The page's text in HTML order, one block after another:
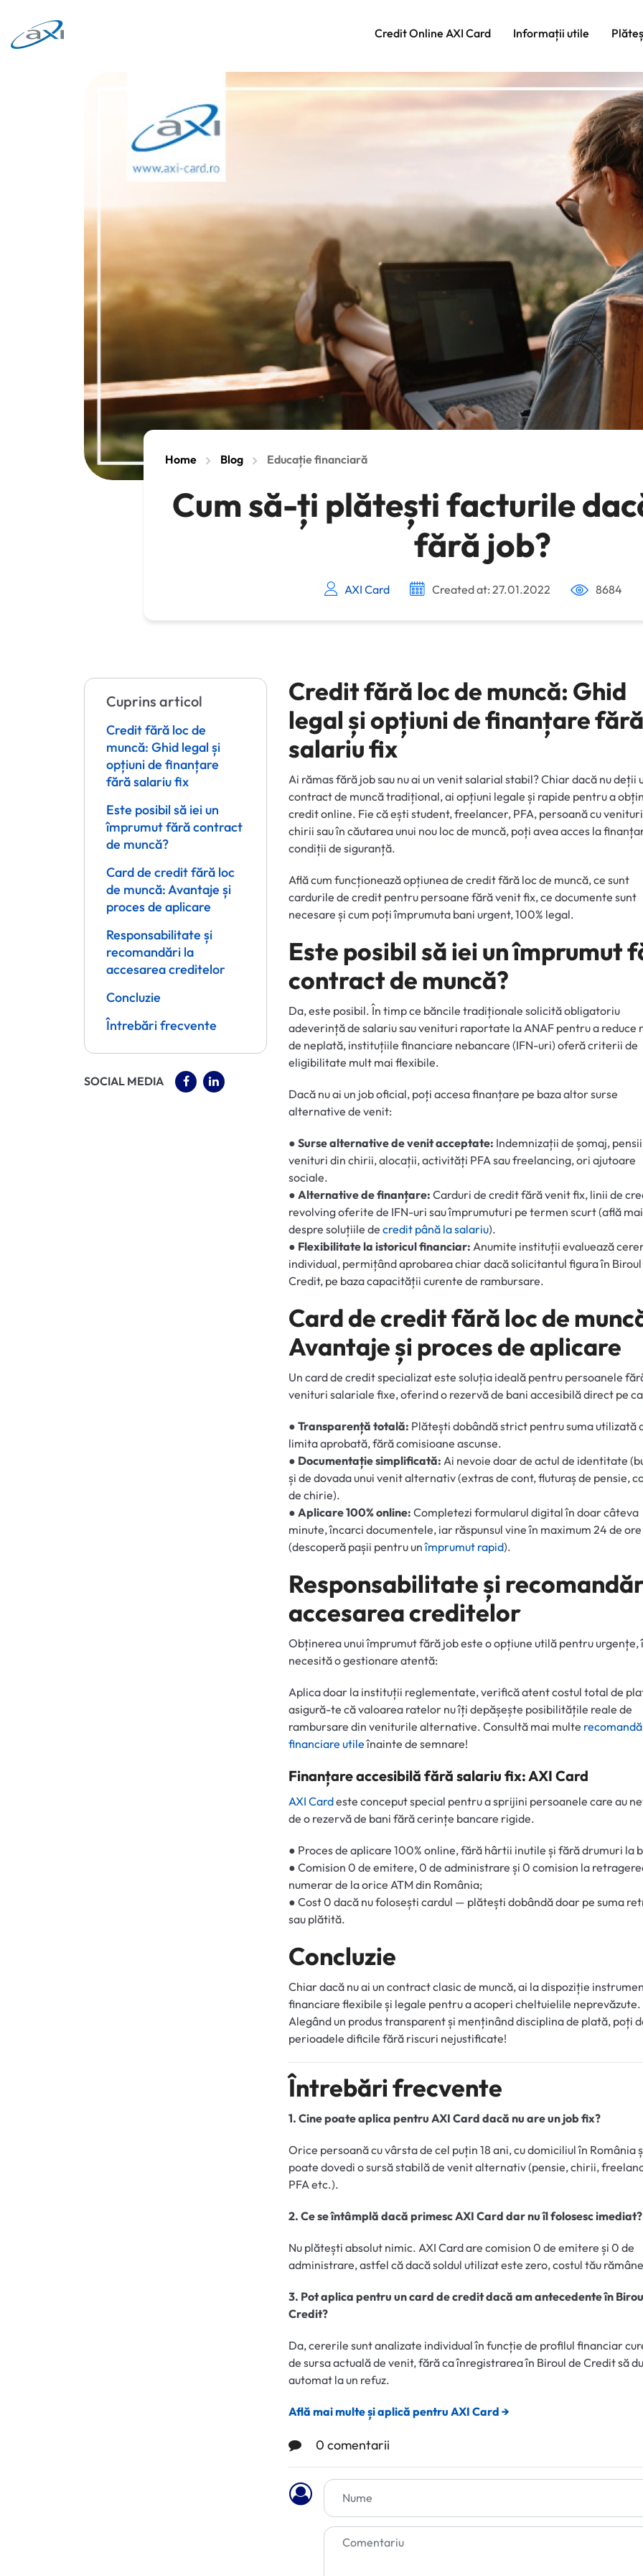
Credit Online AXI Card Informații utile
Home Blog Educație financiară
Cum să-ți plătești facturile
fără job?
AXI Card Created at: 27.01.2022 8684
Cuprins articol
Credit fără loc de
muncă: Ghid legal și
opțiuni de finanțare
fără salariu fix
Este posibil să iei un
împrumut fără contract
de muncă?
Card de credit fără loc
de muncă: Avantaje și
proces de aplicare
Responsabilitate și
recomandări la
accesarea creditelor
Concluzie
Întrebări frecvente
SOCIAL MEDIA (OPENS IN A NEW TAB)
(OPENS IN A NEW TAB)
Credit fără loc de muncă: Ghid
legal și opțiuni de finanțare fără
salariu fix
Ai rămas fără job sau nu ai un venit salarial stabil? Chiar dacă nu deții
contract de muncă tradițional, ai opțiuni legale și rapide pentru a
credit online. Fie că ești student, freelancer, PFA, persoană cu
chirii sau în căutarea unui nou loc de muncă, poți avea acces la
condiții de siguranță.
Află cum funcționează opțiunea de credit fără loc de muncă, ce sunt
cardurile de credit pentru persoane fără venit fix, ce documente sunt
necesare și cum poți împrumuta bani urgent, 100% legal.
Este posibil să iei un împrumut
contract de muncă?
Da, este posibil. În timp ce băncile tradiționale solicită obligatoriu
adeverință de salariu sau venituri raportate la ANAF pentru a reduce
de neplată, instituțiile financiare nebancare (IFN-uri) oferă criterii de
eligibilitate mult mai flexibile.
Dacă nu ai un job oficial, poți accesa finanțare pe baza altor surse
alternative de venit:
●Surse alternative de venit acceptate: Indemnizații de șomaj,
venituri din chirii, alocații, activități PFA sau freelancing, ori ajutoare
sociale.
●Alternative de finanțare:Carduri de credit fără venit fix, linii de
revolving oferite de IFN-uri sau împrumuturi pe termen scurt (află
despre soluțiile decredit până la salariu).
● Flexibilitate la istoricul financiar:Anumite instituții evaluează
individual, permițând aprobarea chiar dacă solicitantul figura în Biroul
Credit, pe baza capacității curente de rambursare.
Card de credit fără loc de
Avantaje și proces de aplicare
Un card de credit specializat este soluția ideală pentru persoanele
venituri salariale fixe, oferind o rezervă de bani accesibilă direct pe
●Transparență totală: Plătești dobândă strict pentru suma utilizată
limita aprobată, fără comisioane ascunse.
● Documentație simplificată:Ai nevoie doar de actul de identitate
și de dovada unui venit alternativ (extras de cont, fluturaș de pensie,
de chirie).
●Aplicare 100% online:Completezi formularul digital în doar câteva
minute, încarci documentele, iar răspunsul vine în maximum 24 de ore
(descoperă pașii pentru unîmprumut rapid).
Responsabilitate și
accesarea creditelor
Obținerea unui împrumut fără job este o opțiune utilă pentru urgențe,
necesită o gestionare atentă:
Aplica doar la instituții reglementate, verifică atent costul total de
asigură-te că valoarea ratelor nu îți depășește posibilitățile reale de
rambursare din veniturile alternative. Consultă mai multe
financiare utileînainte de semnare!
Finanțare accesibilă fără salariu fix: AXI Card
AXI Cardeste conceput special pentru a sprijini persoanele care au
de o rezervă de bani fără cerințe bancare rigide.
● Proces de aplicare 100% online, fără hârtii inutile și fără drumuri la
● Comision 0 de emitere, 0 de administrare și 0 comision la
numerar de la orice ATM din România;
● Cost 0 dacă nu folosești cardul — plătești dobândă doar pe suma
sau plătită.
Concluzie
Chiar dacă nu ai un contract clasic de muncă, ai la dispoziție
financiare flexibile și legale pentru a acoperi cheltuielile neprevăzute.
Alegând un produs transparent și menținând disciplina de plată, poți
perioadele dificile fără riscuri nejustificate!
Întrebări frecvente
1. Cine poate aplica pentru AXI Card dacă nu are un job fix?
Orice persoană cu vârsta de cel puțin 18 ani, cu domiciliul în România
poate dovedi o sursă stabilă de venit alternativ (pensie, chirii,
PFA etc.).
2. Ce se întâmplă dacă primesc AXI Card dar nu îl folosesc imediat?
Nu plătești absolut nimic. AXI Card are comision 0 de emitere și 0 de
administrare, astfel că dacă soldul utilizat este zero, costul tău
3. Pot aplica pentru un card de credit dacă am antecedente în
Credit?
Da, cererile sunt analizate individual în funcție de profilul financiar
de sursa actuală de venit, fără ca înregistrarea în Biroul de Credit să
automat la un refuz.
Află mai multe și aplică pentru AXI Card →
0 comentarii